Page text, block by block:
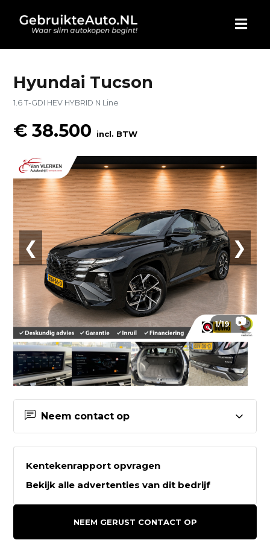
HOME
AUTO KOPEN
BLOG
WIE ZIJN WIJ
CONTACT
Hyundai Tucson
1.6 T-GDI HEV HYBRID N Line
€ 38.500 incl. BTW
❮ ❯
1/19 📷
Neem contact op
Contactgegevens Autobedrijf van
Vlerken B.V.
Kentekenrapport opvragen
Bekijk alle advertenties van dit bedrijf
NEEM GERUST CONTACT OP